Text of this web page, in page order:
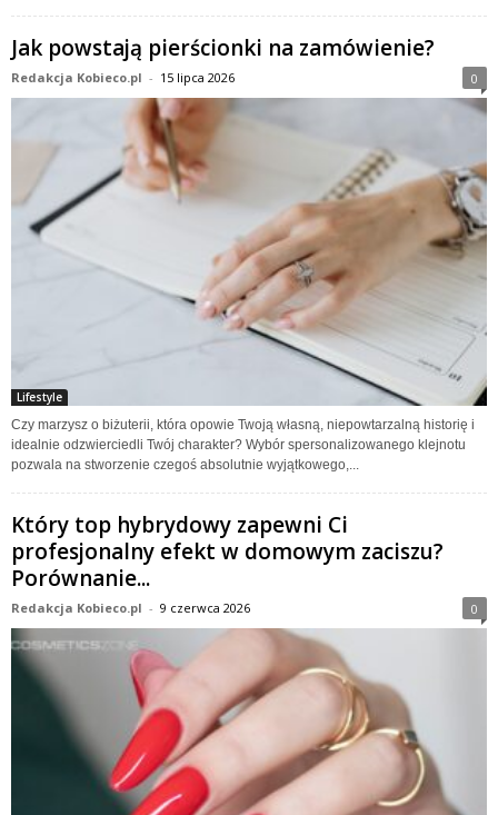
Jak powstają pierścionki na zamówienie?
Redakcja Kobieco.pl - 15 lipca 2026 0
Lifestyle
Czy marzysz o biżuterii, która opowie Twoją własną, niepowtarzalną historię i
idealnie odzwierciedli Twój charakter? Wybór spersonalizowanego klejnotu
pozwala na stworzenie czegoś absolutnie wyjątkowego,...
Który top hybrydowy zapewni Ci
profesjonalny efekt w domowym zaciszu?
Porównanie...
Redakcja Kobieco.pl - 9 czerwca 2026 0